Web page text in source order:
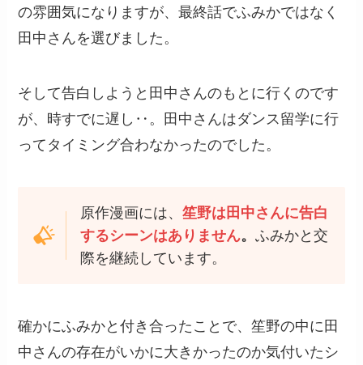
の雰囲気になりますが、最終話でふみかではなく
田中さんを選びました。
そして告白しようと田中さんのもとに行くのです
が、時すでに遅し‥。田中さんはダンス留学に行
ってタイミング合わなかったのでした。
原作漫画には、 笙野は田中さんに告白
するシーンはありません。 ふみかと交
際を継続しています。
確かにふみかと付き合ったことで、笙野の中に田
中さんの存在がいかに大きかったのか気付いたシ